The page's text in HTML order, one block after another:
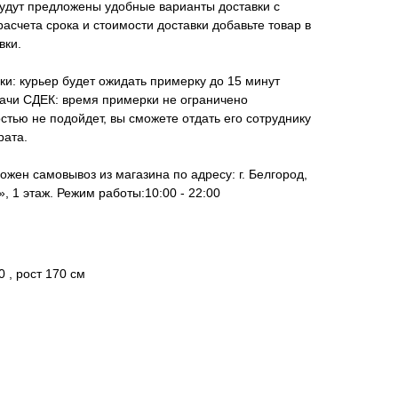
предложены удобные варианты доставки с
срока и стоимости доставки добавьте товар в
курьер будет ожидать примерку до 15 минут
СДЕК: время примерки не ограничено
не подойдет, вы сможете отдать его сотруднику
самовывоз из магазина по адресу: г. Белгород,
1 этаж. Режим работы:10:00 - 22:00
, рост 170 см